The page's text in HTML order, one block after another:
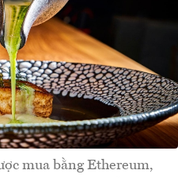
mua bằng Ethereum,